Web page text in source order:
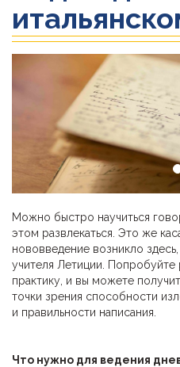
Можно быстро научиться
этом развлекаться. Это же
нововведение возникло
учителя Летиции. Попробуйте
практику, и вы можете
точки зрения способности
и правильности написания.
Что нужно для ведения